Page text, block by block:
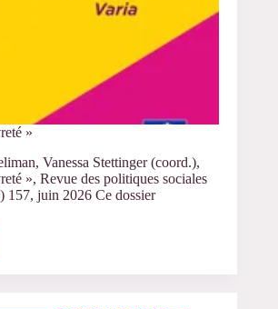
»
Vanessa Stettinger (coord.),
», Revue des politiques sociales
157, juin 2026 Ce dossier